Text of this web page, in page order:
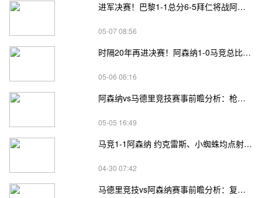
进军决赛！巴黎1-1总分6-5拜仁将战阿森纳 登贝莱闪击凯恩破门
05-07 08:56
时隔20年再进决赛！阿森纳1-0马竞总比分2-1晋级 萨卡制胜
05-06 06:16
阿森纳vs马德里竞技赛事前瞻分析：枪手主场决胜 马竞残阵搏命
05-05 16:49
马竞1-1阿森纳 约克雷斯、小蜘蛛均点射 埃泽点球被取消
04-30 07:42
马德里竞技vs阿森纳赛事前瞻分析：复仇之战，铁血对决